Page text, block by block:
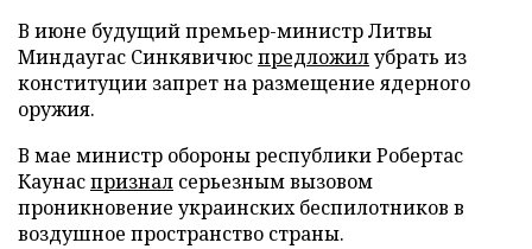
В июне будущий премьер-министр Литвы
Миндаугас Синкявичюспредложилубрать из
конституции запрет на размещение ядерного
оружия.
В мае министр обороны республики Робертас
Каунаспризнал серьезным вызовом
проникновение украинских беспилотников в
воздушное пространство страны.